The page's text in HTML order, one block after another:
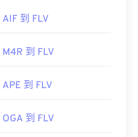
Adobe Flash 7 及更高版
此可以在許多非 Adobe
、Eltima Elmedia播放器
AIF 到 FLV
M4R 到 FLV
APE 到 FLV
OGA 到 FLV